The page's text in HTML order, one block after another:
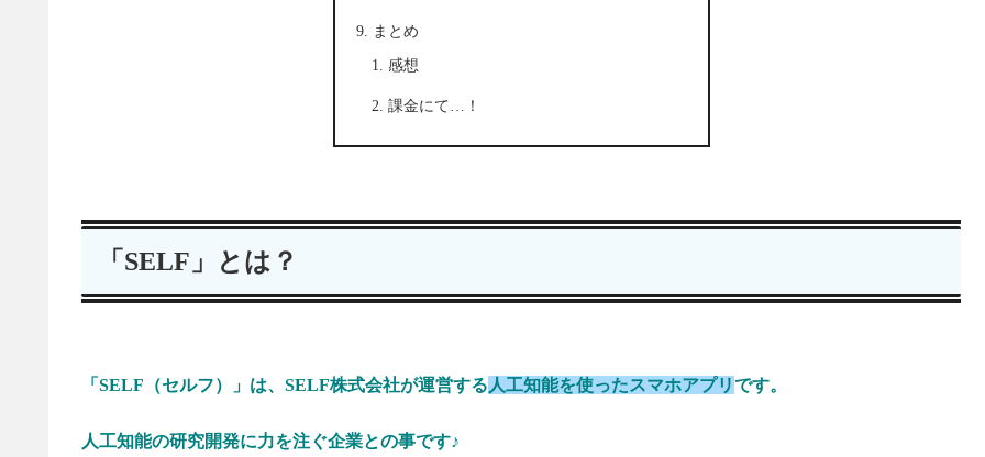
まとめ
感想
課金にて…！
「SELF」とは？
「SELF（セルフ）」は、SELF株式会社が運営する 人工知能を使ったスマホアプリです。
人工知能の研究開発に力を注ぐ企業との事です♪